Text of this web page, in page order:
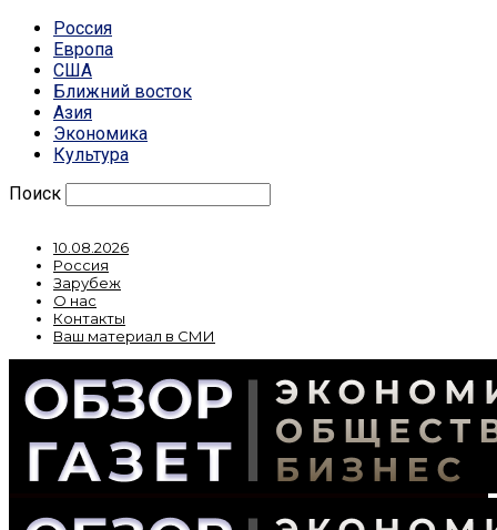
Россия
Европа
США
Ближний восток
Азия
Экономика
Культура
Поиск
10.08.2026
Россия
Зарубеж
О нас
Контакты
Ваш материал в СМИ